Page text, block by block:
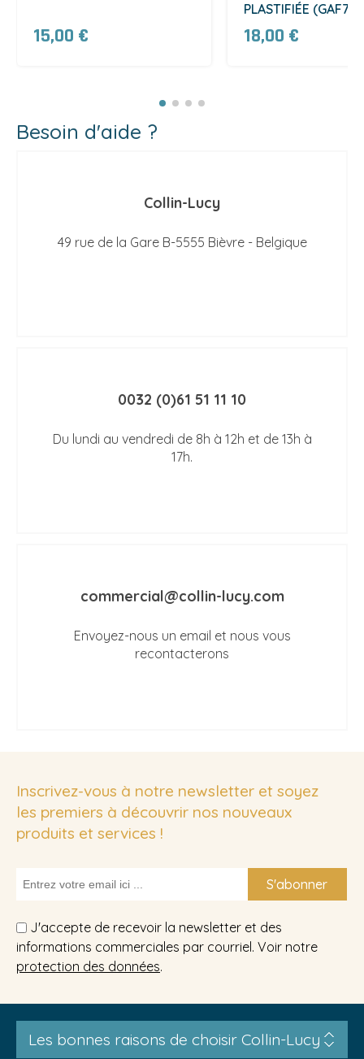
15,00 €
PLASTIFIÉE (GAF7)
18,00 €
Besoin d'aide ?
Collin-Lucy
49 rue de la Gare B-5555 Bièvre - Belgique
0032 (0)61 51 11 10
Du lundi au vendredi de 8h à 12h et de 13h à
17h.
commercial@collin-lucy.com
Envoyez-nous un email et nous vous
recontacterons
Inscrivez-vous à notre newsletter et soyez
les premiers à découvrir nos nouveaux
produits et services !
S'abonner
J'accepte de recevoir la newsletter et des
informations commerciales par courriel. Voir notre
protection des données.
Les bonnes raisons de choisir Collin-Lucy